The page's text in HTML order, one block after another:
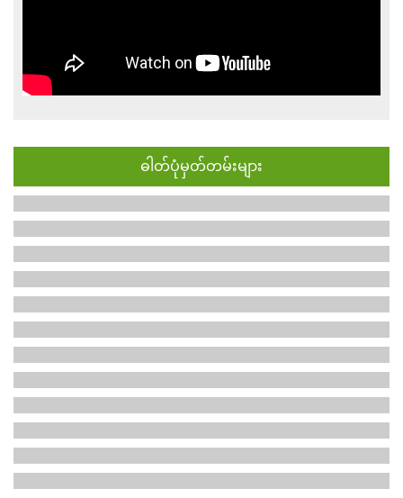
ဓါတ်ပုံမှတ်တမ်းများ